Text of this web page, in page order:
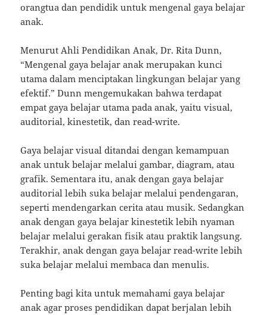
orangtua dan pendidik untuk mengenal gaya belajar
anak.
Menurut Ahli Pendidikan Anak, Dr. Rita Dunn,
“Mengenal gaya belajar anak merupakan kunci
utama dalam menciptakan lingkungan belajar yang
efektif.” Dunn mengemukakan bahwa terdapat
empat gaya belajar utama pada anak, yaitu visual,
auditorial, kinestetik, dan read-write.
Gaya belajar visual ditandai dengan kemampuan
anak untuk belajar melalui gambar, diagram, atau
grafik. Sementara itu, anak dengan gaya belajar
auditorial lebih suka belajar melalui pendengaran,
seperti mendengarkan cerita atau musik. Sedangkan
anak dengan gaya belajar kinestetik lebih nyaman
belajar melalui gerakan fisik atau praktik langsung.
Terakhir, anak dengan gaya belajar read-write lebih
suka belajar melalui membaca dan menulis.
Penting bagi kita untuk memahami gaya belajar
anak agar proses pendidikan dapat berjalan lebih